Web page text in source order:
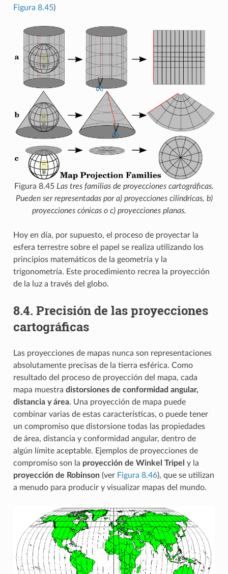
Figura 8.45)
Figura 8.45 Las tres familias de proyecciones cartográficas.
Pueden ser representadas por a) proyecciones cilíndricas, b)
proyecciones cónicas o c) proyecciones planas.
Hoy en día, por supuesto, el proceso de proyectar la
esfera terrestre sobre el papel se realiza utilizando los
principios matemáticos de la geometría y la
trigonometría. Este procedimiento recrea la proyección
de la luz a través del globo.
8.4. Precisión de las proyecciones
cartográficas
Las proyecciones de mapas nunca son representaciones
absolutamente precisas de la tierra esférica. Como
resultado del proceso de proyección del mapa, cada
mapa muestra distorsiones de conformidad angular,
distancia y área. Una proyección de mapa puede
combinar varias de estas características, o puede tener
un compromiso que distorsione todas las propiedades
de área, distancia y conformidad angular, dentro de
algún límite aceptable. Ejemplos de proyecciones de
compromiso son la proyección de Winkel Tripel y la
proyección de Robinson(ver Figura 8.46), que se utilizan
a menudo para producir y visualizar mapas del mundo.